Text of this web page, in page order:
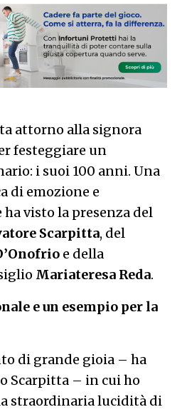
attorno alla signora
festeggiare un
i suoi 100 anni. Una
di emozione e
visto la presenza del
Scarpitta, del
e della
Mariateresa Reda.
e un esempio per la
di grande gioia – ha
Scarpitta – in cui ho
straordinaria lucidità di